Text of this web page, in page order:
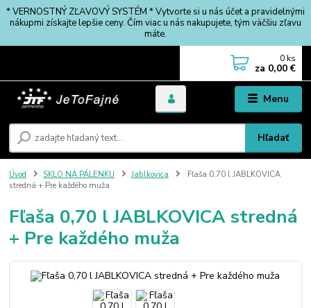
* VERNOSTNÝ ZĽAVOVÝ SYSTÉM * Vytvorte si u nás účet a pravidelnými
nákupmi získajte lepšie ceny. Čím viac u nás nakupujete, tým väčšiu zľavu
máte.
Menu
Hľadať
0 ks
za 0,00 €
Úvod SKLO NA PÁLENKU Jablkovica
Fľaša 0,70 l JABLKOVICA
stredná + Pre každého muža
Fľaša 0,70 l JABLKOVICA stredná
+ Pre každého muža